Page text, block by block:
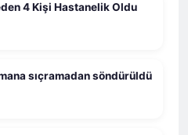
4 Kişi Hastanelik Oldu
sıçramadan söndürüldü